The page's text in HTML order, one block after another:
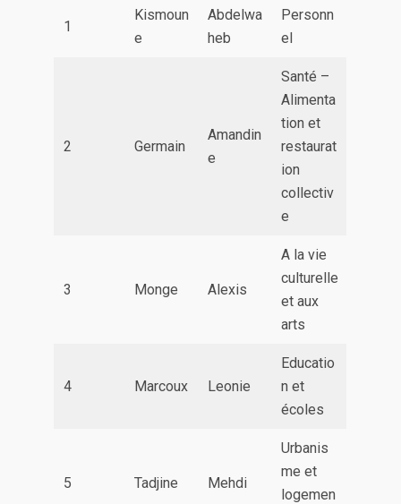
1
Kismoun
e
Abdelwa
heb
Personn
el
2 Germain
Amandin
e
Santé –
Alimenta
tion et
restaurat
ion
collectiv
e
3 Monge Alexis
A la vie
culturelle
et aux
arts
4 Marcoux Leonie
Educatio
n et
écoles
5 Tadjine Mehdi
Urbanis
me et
logemen